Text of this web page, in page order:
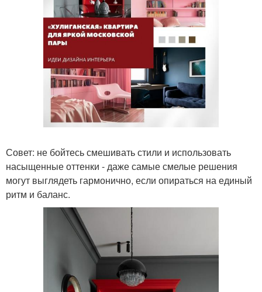
Совет: не бойтесь смешивать стили и использовать
насыщенные оттенки - даже самые смелые решения
могут выглядеть гармонично, если опираться на единый
ритм и баланс.